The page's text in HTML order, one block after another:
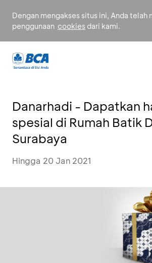
Dengan mengakses situs ini, Anda telah
penggunaan cookies dari kami.
Danarhadi - Dapatkan
spesial di Rumah Batik
Surabaya
Hingga 20 Jan 2021